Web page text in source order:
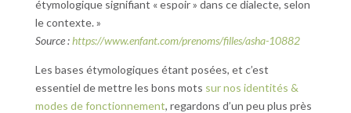
étymologique signifiant « espoir » dans ce dialecte, selon
le contexte. »
Source :https://www.enfant.com/prenoms/filles/asha-10882
Les bases étymologiques étant posées, et c’est
essentiel de mettre les bons mots sur nos identités &
modes de fonctionnement, regardons d’un peu plus près